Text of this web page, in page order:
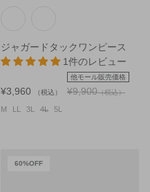
ジャガードタックワンピース
1件のレビュー
¥3,960 （税込）
他モール販売価格
¥9,900（税込）
M LL 3L 4L 5L
60%OFF